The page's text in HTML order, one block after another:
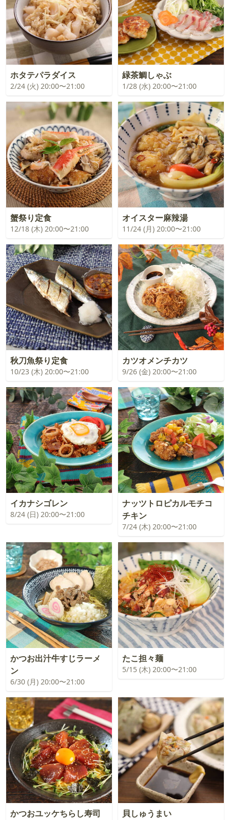
ホタテパラダイス
2/24 (火) 20:00〜21:00
緑茶鯛しゃぶ
1/28 (水) 20:00〜21:00
蟹祭り定食
12/18 (木) 20:00〜21:00
オイスター麻辣湯
11/24 (月) 20:00〜21:00
秋刀魚祭り定食
10/23 (木) 20:00〜21:00
カツオメンチカツ
9/26 (金) 20:00〜21:00
イカナシゴレン
8/24 (日) 20:00〜21:00
ナッツトロピカルモチコ
チキン
7/24 (木) 20:00〜21:00
かつお出汁牛すじラーメ
ン
6/30 (月) 20:00〜21:00
たこ担々麺
5/15 (木) 20:00〜21:00
かつおユッケちらし寿司 貝しゅうまい